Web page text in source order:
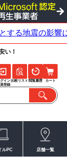
い！
グイン
登録
比較リスト 閲覧履歴 カート
ルPC 店舗一覧